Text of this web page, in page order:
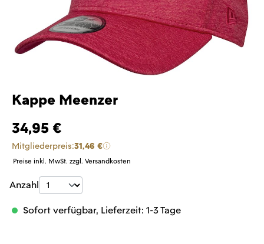
Kappe Meenzer
34,95 €
Mitgliederpreis:31,46 €
Preise inkl. MwSt. zzgl. Versandkosten
Produkt Anzahl: Gib den gewünschten
Anzahl
Sofort verfügbar, Lieferzeit: 1-3 Tage